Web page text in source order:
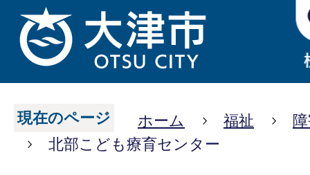
現在のページ ホーム 福祉
北部こども療育センター